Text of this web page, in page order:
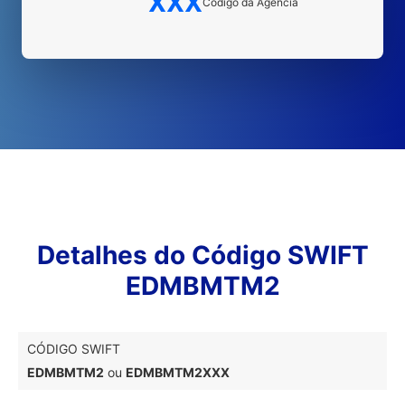
Detalhes do Código SWIFT
EDMBMTM2
CÓDIGO SWIFT
EDMBMTM2 ou EDMBMTM2XXX